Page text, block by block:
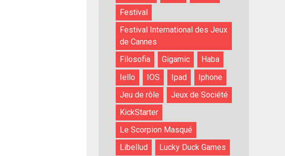
Festival
Festival International des Jeux
de Cannes
Filosofia
Gigamic
Haba
Iello
IOS Ipad
Iphone
Jeu de rôle
Jeux de Société
KickStarter
Le Scorpion Masqué
Libellud
Lucky Duck Games